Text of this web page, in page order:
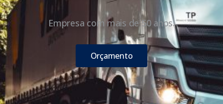
Empresa com mais de 50 anos.
Orçamento